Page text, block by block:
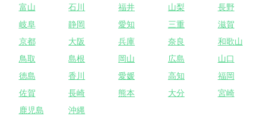
富山
石川 福井 山梨
長野
岐阜
静岡 愛知 三重
滋賀
京都
大阪 兵庫 奈良
和歌山
鳥取
島根 岡山 広島
山口
徳島
香川 愛媛 高知
福岡
佐賀
長崎 熊本 大分
宮崎
鹿児島
沖縄